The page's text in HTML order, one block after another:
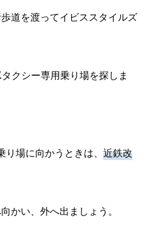
道を渡ってイビススタイルズ
クシー専用乗り場を探しま
場に向かうときは、 近鉄改
かい、外へ出ましょう。